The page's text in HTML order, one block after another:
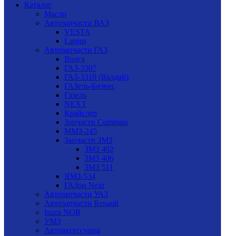
Каталог
Масло
Автозапчасти ВАЗ
VESTA
Largus
Автозапчасти ГАЗ
Волга
ГАЗ-3307
ГАЗ-3310 (Валдай)
ГАЗель-Бизнес
Газель
NEXT
Крайслер
Запчасти Cummins
ММЗ-245
Запчасти ЗМЗ
ЗМЗ 402
ЗМЗ 406
ЗМЗ 511
ЯМЗ-534
ГАЗон Next
Автозапчасти УАЗ
Автозапчасти Renault
Isuzu NQR
УМЗ
Автоаксессуары